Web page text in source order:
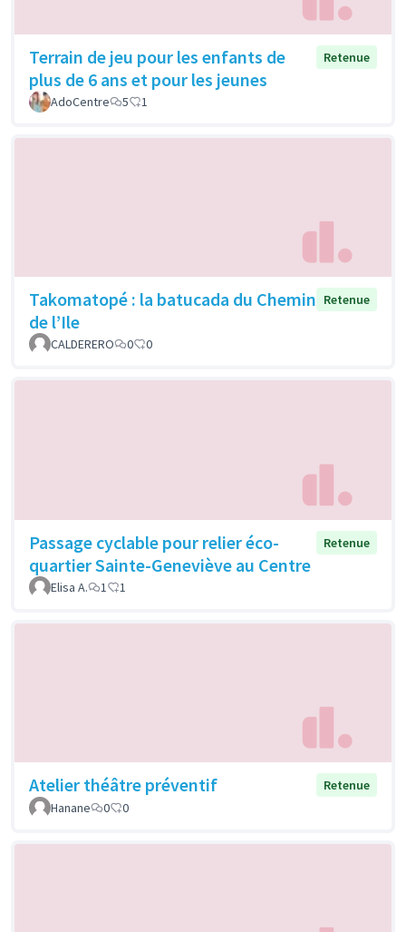
Terrain de jeu pour les enfants de
plus de 6 ans et pour les jeunes
Retenue
AdoCentre 5 1
Takomatopé : la batucada du Chemin
de l’Ile
Retenue
CALDERERO 0 0
Passage cyclable pour relier éco-
quartier Sainte-Geneviève au Centre
Retenue
Elisa A. 1 1
Atelier théâtre préventif
Retenue
Hanane
0 0